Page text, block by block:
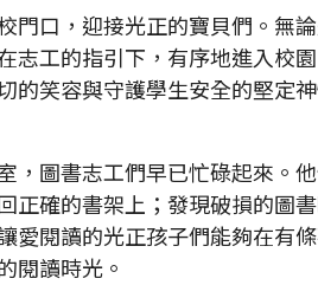
口，迎接光正的寶貝們。無
志工的指引下，有序地進入校
的笑容與守護學生安全的堅定
圖書志工們早已忙碌起來。他
正確的書架上；發現破損的圖
愛閱讀的光正孩子們能夠在有
閱讀時光。